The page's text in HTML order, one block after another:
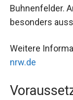
Buhnenfelder.
besonders
Weitere
nrw.de